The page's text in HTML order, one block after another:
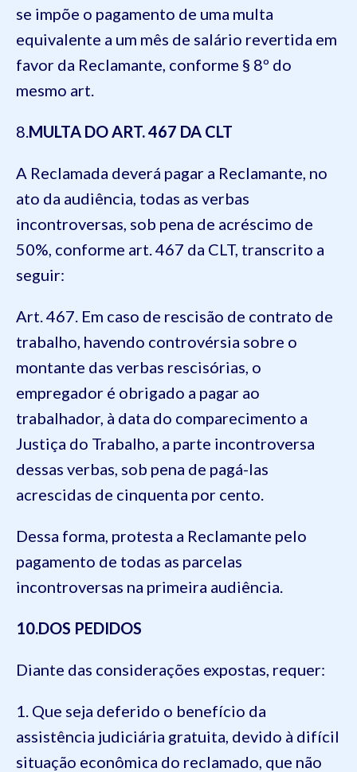
se impõe o pagamento de uma multa
equivalente a um mês de salário revertida em
favor da Reclamante, conforme § 8º do
mesmo art.
8.MULTA DO ART.467 DA CLT
A Reclamada deverá pagar a Reclamante, no
ato da audiência, todas as verbas
incontroversas, sob pena de acréscimo de
50%, conforme art.467 da CLT, transcrito a
seguir:
Art. 467. Em caso de rescisão de contrato de
trabalho, havendo controvérsia sobre o
montante das verbas rescisórias, o
empregador é obrigado a pagar ao
trabalhador, à data do comparecimento a
Justiça do Trabalho, a parte incontroversa
dessas verbas, sob pena de pagá-las
acrescidas de cinquenta por cento.
Dessa forma, protesta a Reclamante pelo
pagamento de todas as parcelas
incontroversas na primeira audiência.
10.DOS PEDIDOS
Diante das considerações expostas, requer:
1. Que seja deferido o benefício da
assistência judiciária gratuita, devido à difícil
situação econômica do reclamado, que não